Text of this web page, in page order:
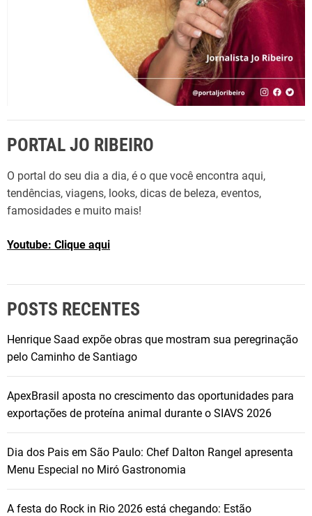
PORTAL JO RIBEIRO
O portal do seu dia a dia, é o que você encontra aqui,
tendências, viagens, looks, dicas de beleza, eventos,
famosidades e muito mais!
Youtube: Clique aqui
POSTS RECENTES
Henrique Saad expõe obras que mostram sua peregrinação
pelo Caminho de Santiago
ApexBrasil aposta no crescimento das oportunidades para
exportações de proteína animal durante o SIAVS 2026
Dia dos Pais em São Paulo: Chef Dalton Rangel apresenta
Menu Especial no Miró Gastronomia
A festa do Rock in Rio 2026 está chegando: Estão